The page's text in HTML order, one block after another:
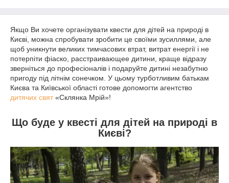
Якщо Ви хочете організувати квести для дітей на природі в
Києві, можна спробувати зробити це своїми зусиллями, але
щоб уникнути великих тимчасових втрат, витрат енергії і не
потерпіти фіаско, расстраивающее дитини, краще відразу
зверніться до професіоналів і подаруйте дитині незабутню
пригоду під літнім сонечком. У цьому турботливим батькам
Києва та Київської області готове допомогти агентство
дитячих свят«Склянка Мрій»!
Що буде у квесті для дітей на природі в
Києві?